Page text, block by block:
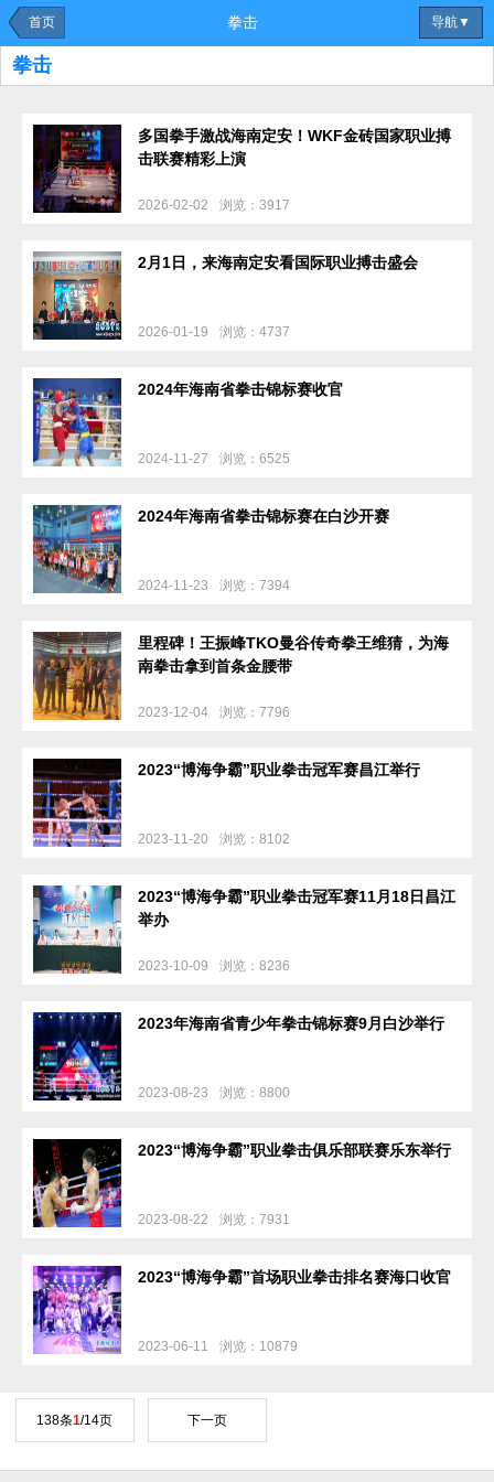
首页 导航▼
拳击
拳击
多国拳手激战海南定安！WKF金砖国家职业搏
击联赛精彩上演
2026-02-02 浏览：3917
2月1日，来海南定安看国际职业搏击盛会
2026-01-19 浏览：4737
2024年海南省拳击锦标赛收官
2024-11-27 浏览：6525
2024年海南省拳击锦标赛在白沙开赛
2024-11-23 浏览：7394
里程碑！王振峰TKO曼谷传奇拳王维猜，为海
南拳击拿到首条金腰带
2023-12-04 浏览：7796
2023“博海争霸”职业拳击冠军赛昌江举行
2023-11-20 浏览：8102
2023“博海争霸”职业拳击冠军赛11月18日昌江
举办
2023-10-09 浏览：8236
2023年海南省青少年拳击锦标赛9月白沙举行
2023-08-23 浏览：8800
2023“博海争霸”职业拳击俱乐部联赛乐东举行
2023-08-22 浏览：7931
2023“博海争霸”首场职业拳击排名赛海口收官
2023-06-11 浏览：10879
138条1/14页 下一页